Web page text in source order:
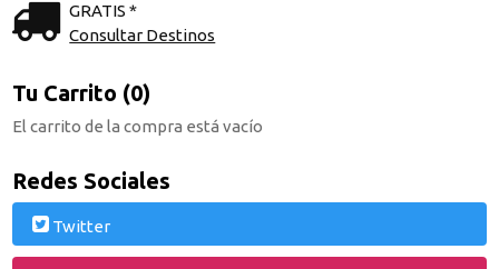
GRATIS *
Consultar Destinos
Tu Carrito (0)
El carrito de la compra está vacío
Redes Sociales
Twitter